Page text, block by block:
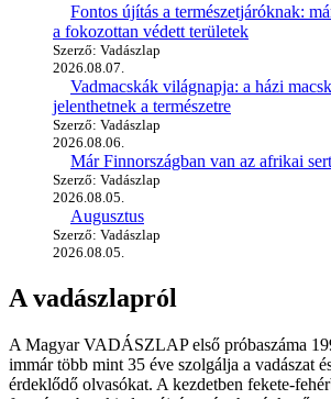
Fontos újítás a természetjáróknak:
a fokozottan védett területek
Szerző: Vadászlap
2026.08.07.
Vadmacskák világnapja: a házi
jelenthetnek a természetre
Szerző: Vadászlap
2026.08.06.
Már Finnországban van az afrikai
Szerző: Vadászlap
2026.08.05.
Augusztus
Szerző: Vadászlap
2026.08.05.
A vadászlapról
A Magyar VADÁSZLAP első próbaszáma
immár több mint 35 éve szolgálja a vadászat
érdeklődő olvasókat. A kezdetben fekete-